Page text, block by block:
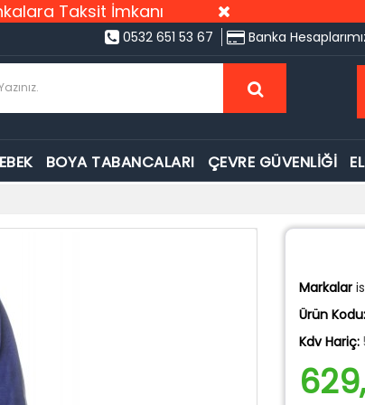
Taksit İmkanı
0532 651 53 67 Banka
BOYA TABANCALARI ÇEVRE GÜVENLİĞİ
Markalar
Ürün Kodu:
Kdv Hariç: